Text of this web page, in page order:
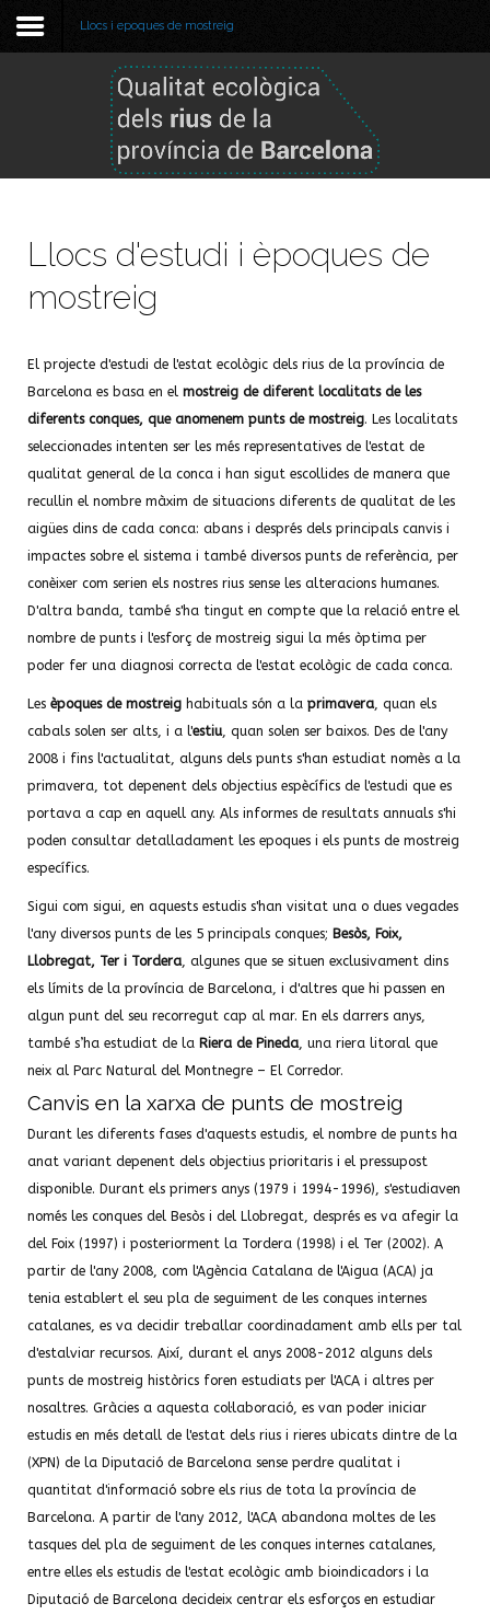
Benvinguda
Metodologia
Informe 2024
Informes anteriors
Visor de dades
Llocs i epoques de mostreig
Llocs d'estudi i èpoques de
mostreig
El projecte d'estudi de l'estat ecològic dels rius de la província de
Barcelona es basa en el mostreig de diferent localitats de les
diferents conques, que anomenem punts de mostreig. Les localitats
seleccionades intenten ser les més representatives de l'estat de
qualitat general de la conca i han sigut escollides de manera que
recullin el nombre màxim de situacions diferents de qualitat de les
aigües dins de cada conca: abans i després dels principals canvis i
impactes sobre el sistema i també diversos punts de referència, per
conèixer com serien els nostres rius sense les alteracions humanes.
D'altra banda, també s'ha tingut en compte que la relació entre el
nombre de punts i l'esforç de mostreig sigui la més òptima per
poder fer una diagnosi correcta de l'estat ecològic de cada conca.
Les èpoques de mostreig habituals són a la primavera, quan els
cabals solen ser alts, i a l'estiu, quan solen ser baixos. Des de l'any
2008 i fins l'actualitat, alguns dels punts s'han estudiat nomès a la
primavera, tot depenent dels objectius espècífics de l'estudi que es
portava a cap en aquell any. Als informes de resultats annuals s'hi
poden consultar detalladament les epoques i els punts de mostreig
específics.
Sigui com sigui, en aquests estudis s'han visitat una o dues vegades
l'any diversos punts de les 5 principals conques; Besòs, Foix,
Llobregat, Ter i Tordera, algunes que se situen exclusivament dins
els límits de la província de Barcelona, i d'altres que hi passen en
algun punt del seu recorregut cap al mar. En els darrers anys,
també s’ha estudiat de la Riera de Pineda, una riera litoral que
neix al Parc Natural del Montnegre – El Corredor.
Canvis en la xarxa de punts de mostreig
Durant les diferents fases d'aquests estudis, el nombre de punts ha
anat variant depenent dels objectius prioritaris i el pressupost
disponible. Durant els primers anys (1979 i 1994-1996), s'estudiaven
només les conques del Besòs i del Llobregat, després es va afegir la
del Foix (1997) i posteriorment la Tordera (1998) i el Ter (2002). A
partir de l'any 2008, com l'Agència Catalana de l'Aigua (ACA) ja
tenia establert el seu pla de seguiment de les conques internes
catalanes, es va decidir treballar coordinadament amb ells per tal
d'estalviar recursos. Així, durant el anys 2008-2012 alguns dels
punts de mostreig històrics foren estudiats per l'ACA i altres per
nosaltres. Gràcies a aquesta col·laboració, es van poder iniciar
estudis en més detall de l'estat dels rius i rieres ubicats dintre de la
(XPN) de la Diputació de Barcelona sense perdre qualitat i
quantitat d'informació sobre els rius de tota la província de
Barcelona. A partir de l'any 2012, l'ACA abandona moltes de les
tasques del pla de seguiment de les conques internes catalanes,
entre elles els estudis de l'estat ecològic amb bioindicadors i la
Diputació de Barcelona decideix centrar els esforços en estudiar